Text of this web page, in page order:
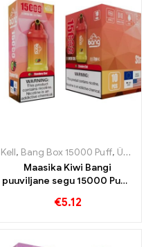
,
Kell, Bang Box 15000 Puff, Ühekordsed e-sigaretid Rootsi
Maasika Kiwi Bangi
puuviljane segu 15000 Puffs
€5.12